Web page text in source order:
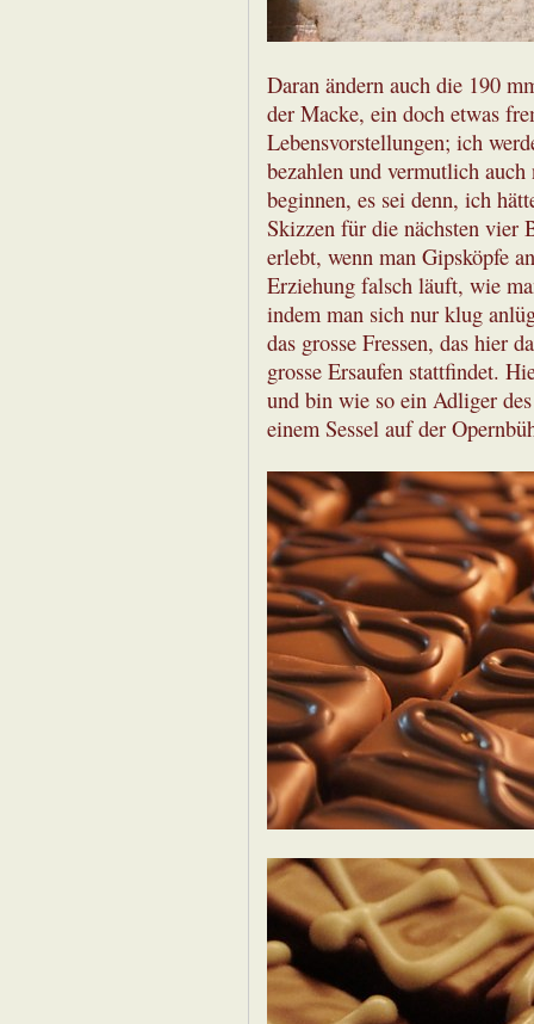
Daran ändern auch die 190
der Macke, ein doch etwas
Lebensvorstellungen; ich
bezahlen und vermutlich
beginnen, es sei denn, ich
Skizzen für die nächsten vier
erlebt, wenn man Gipsköpfe
Erziehung falsch läuft, wie
indem man sich nur klug
das grosse Fressen, das hier
grosse Ersaufen stattfindet.
und bin wie so ein Adliger
einem Sessel auf der